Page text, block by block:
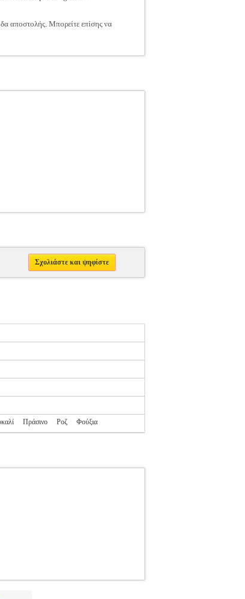
αποστολής. Μπορείτε επίσης να
Σχολιάστε και ψηφίστε
Πράσινο Ροζ Φούξια
ιδανικό για το βουνό ή την